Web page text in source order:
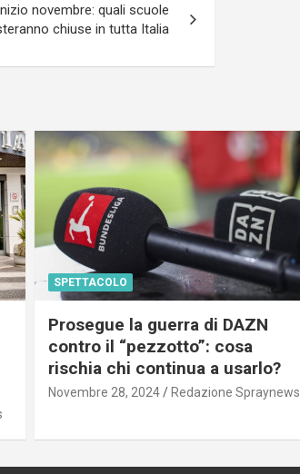
novembre: quali scuole
chiuse in tutta Italia
SPETTACOLO
Prosegue la guerra di DAZN
contro il “pezzotto”: cosa
rischia chi continua a usarlo?
Novembre 28, 2024 Redazione Spraynews